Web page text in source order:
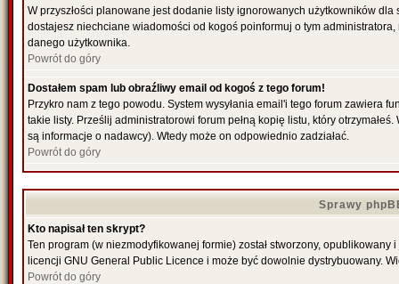
W przyszłości planowane jest dodanie listy ignorowanych użytkowników
dostajesz niechciane wiadomości od kogoś poinformuj o tym
danego użytkownika.
Powrót do góry
Dostałem spam lub obraźliwy email od kogoś z tego forum!
Przykro nam z tego powodu. System wysyłania email'i tego forum zawiera
takie listy. Prześlij administratorowi forum pełną kopię listu, który
są informacje o nadawcy). Wtedy może on odpowiednio zadziałać.
Powrót do góry
Sprawy
Kto napisał ten skrypt?
Ten program (w niezmodyfikowanej formie) został stworzony, opublikowany
licencji GNU General Public Licence i może być dowolnie dystrybuowany.
Powrót do góry